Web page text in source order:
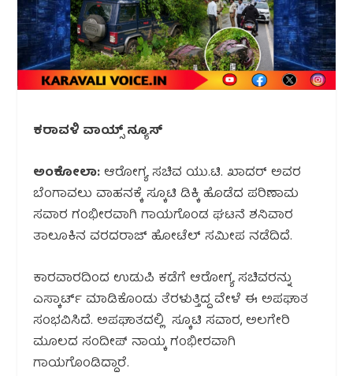
ಕರಾವಳಿ ವಾಯ್ಸ್ ನ್ಯೂಸ್
ಅಂಕೋಲಾ:ಆರೋಗ್ಯ ಸಚಿವ ಯು.ಟಿ. ಖಾದರ್ ಅವರ
ಬೆಂಗಾವಲು ವಾಹನಕ್ಕೆ ಸ್ಕೂಟಿ ಡಿಕ್ಕಿ ಹೊಡೆದ ಪರಿಣಾಮ
ಸವಾರ ಗಂಭೀರವಾಗಿ ಗಾಯಗೊಂಡ ಘಟನೆ ಶನಿವಾರ
ತಾಲೂಕಿನ ವರದರಾಜ್ ಹೋಟೆಲ್ ಸಮೀಪ ನಡೆದಿದೆ.
ಕಾರವಾರದಿಂದ ಉಡುಪಿ ಕಡೆಗೆ ಆರೋಗ್ಯ ಸಚಿವರನ್ನು
ಎಸ್ಕಾರ್ಟ್ ಮಾಡಿಕೊಂಡು ತೆರಳುತ್ತಿದ್ದ ವೇಳೆ ಈ ಅಪಘಾತ
ಸಂಭವಿಸಿದೆ. ಅಪಘಾತದಲ್ಲಿ ಸ್ಕೂಟಿ ಸವಾರ, ಅಲಗೇರಿ
ಮೂಲದ ಸಂದೀಪ್ ನಾಯ್ಕ ಗಂಭೀರವಾಗಿ
ಗಾಯಗೊಂಡಿದ್ದಾರೆ.